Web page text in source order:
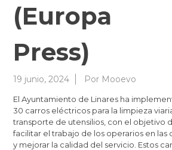
(Europa
Press)
19 junio, 2024 Por Mooevo
El Ayuntamiento de Linares ha
30 carros eléctricos para la limpieza
transporte de utensilios, con el objetivo
facilitar el trabajo de los operarios en las
y mejorar la calidad del servicio. Estos